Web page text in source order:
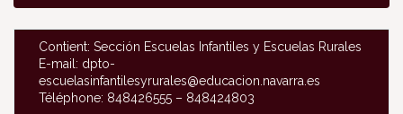
Contient: Sección Escuelas Infantiles y Escuelas Rurales
E-mail: dpto-
escuelasinfantilesyrurales@educacion.navarra.es
Téléphone: 848426555 – 848424803